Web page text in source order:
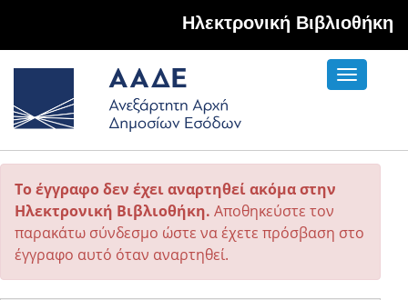
Hλεκτρονική Βιβλιοθήκη
Toggle
Το έγγραφο δεν έχει αναρτηθεί ακόμα στην
Ηλεκτρονική Βιβλιοθήκη. Αποθηκεύστε τον
παρακάτω σύνδεσμο ώστε να έχετε πρόσβαση στο
έγγραφο αυτό όταν αναρτηθεί.